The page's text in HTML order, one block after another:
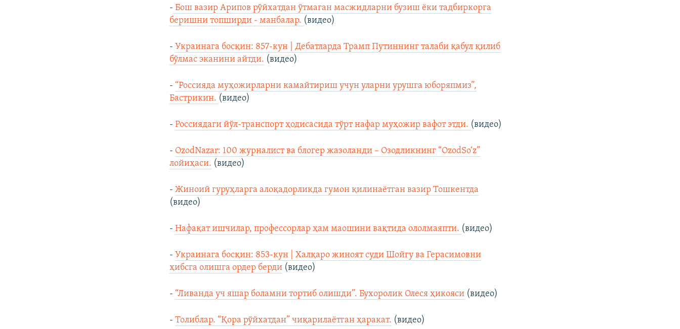
- Бош вазир Арипов рўйхатдан ўтмаган масжидларни бузиш ёки тадбиркорга
беришни топширди - манбалар. (видео)
-Украинага босқин: 857-кун | Дебатларда Трамп Путиннинг талаби қабул қилиб
бўлмас эканини айтди. (видео)
- “Россияда муҳожирларни камайтириш учун уларни урушга юборяпмиз”,
Бастрикин. (видео)
-Россиядаги йўл-транспорт ҳодисасида тўрт нафар муҳожир вафот этди. (видео)
- OzodNazar: 100 журналист ва блогер жазоланди – Озодликнинг “OzodSo‘z”
лойиҳаси. (видео)
-Жиноий гуруҳларга алоқадорликда гумон қилинаётган вазир Тошкентда
(видео)
-Нафақат ишчилар, профессорлар ҳам маошини вақтида ололмаяпти. (видео)
-Украинага босқин: 853-кун | Халқаро жиноят суди Шойгу ва Герасимовни
ҳибсга олишга ордер берди (видео)
- “Ливанда уч яшар боламни тортиб олишди”. Бухоролик Олеся ҳикояси (видео)
-Толиблар. “Қора рўйхатдан” чиқарилаётган ҳаракат. (видео)